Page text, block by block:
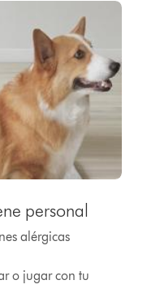
personal
alérgicas
o jugar con tu